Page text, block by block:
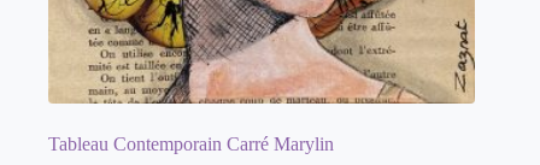
Tableau Contemporain Carré Marylin